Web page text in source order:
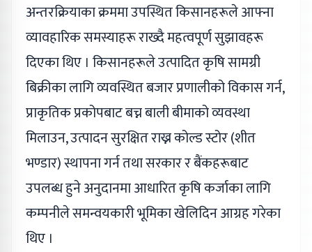
अन्तरक्रियाका क्रममा उपस्थित किसानहरूले आफ्ना
व्यावहारिक समस्याहरू राख्दै महत्वपूर्ण सुझावहरू
दिएका थिए । किसानहरूले उत्पादित कृषि सामग्री
बिक्रीका लागि व्यवस्थित बजार प्रणालीको विकास गर्न,
प्राकृतिक प्रकोपबाट बच्न बाली बीमाको व्यवस्था
मिलाउन, उत्पादन सुरक्षित राख्न कोल्ड स्टोर (शीत
भण्डार) स्थापना गर्न तथा सरकार र बैंकहरूबाट
उपलब्ध हुने अनुदानमा आधारित कृषि कर्जाका लागि
कम्पनीले समन्वयकारी भूमिका खेलिदिन आग्रह गरेका
थिए ।